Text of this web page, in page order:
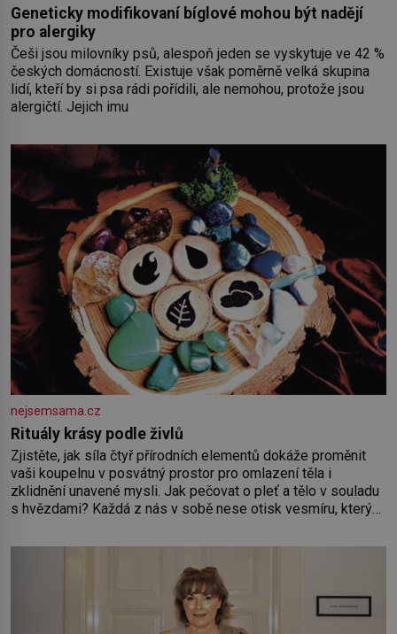
Geneticky modifikovaní bíglové mohou být nadějí
pro alergiky
Češi jsou milovníky psů, alespoň jeden se vyskytuje ve 42 %
českých domácností. Existuje však poměrně velká skupina
lidí, kteří by si psa rádi pořídili, ale nemohou, protože jsou
alergičtí. Jejich imu
nejsemsama.cz
Rituály krásy podle živlů
Zjistěte, jak síla čtyř přírodních elementů dokáže proměnit
vaši koupelnu v posvátný prostor pro omlazení těla i
zklidnění unavené mysli. Jak pečovat o pleť a tělo v souladu
s hvězdami? Každá z nás v sobě nese otisk vesmíru, který
pokožky. Ohnivá znamení Ženy narozené ve znamení Berana,